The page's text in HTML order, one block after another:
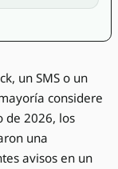
un SMS o un
considere
de 2026, los
una
avisos en un